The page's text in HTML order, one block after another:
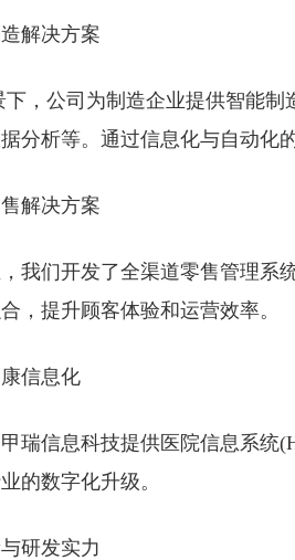
解决方案
下，公司为制造企业提供智能
分析等。通过信息化与自动化
解决方案
我们开发了全渠道零售管理系
，提升顾客体验和运营效率。
康信息化
瑞信息科技提供医院信息系统
的数字化升级。
研发实力